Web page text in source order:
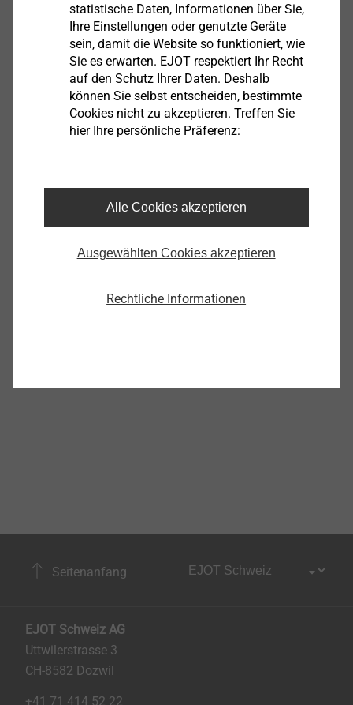
Sensor Gehäuse
Produkt anzeigen
VOLTtec Insulated
Fasteners
Seitenanfang
EJOT Schweiz AG
Uttwilerstrasse 3
CH-8582 Dozwil
+41 71 414 52 22
statistische Daten, Informationen über Sie,
Ihre Einstellungen oder genutzte Geräte
sein, damit die Website so funktioniert, wie
Sie es erwarten. EJOT respektiert Ihr Recht
auf den Schutz Ihrer Daten. Deshalb
können Sie selbst entscheiden, bestimmte
Cookies nicht zu akzeptieren. Treffen Sie
hier Ihre persönliche Präferenz:
Alle Cookies akzeptieren
Ausgewählten Cookies akzeptieren
Rechtliche Informationen